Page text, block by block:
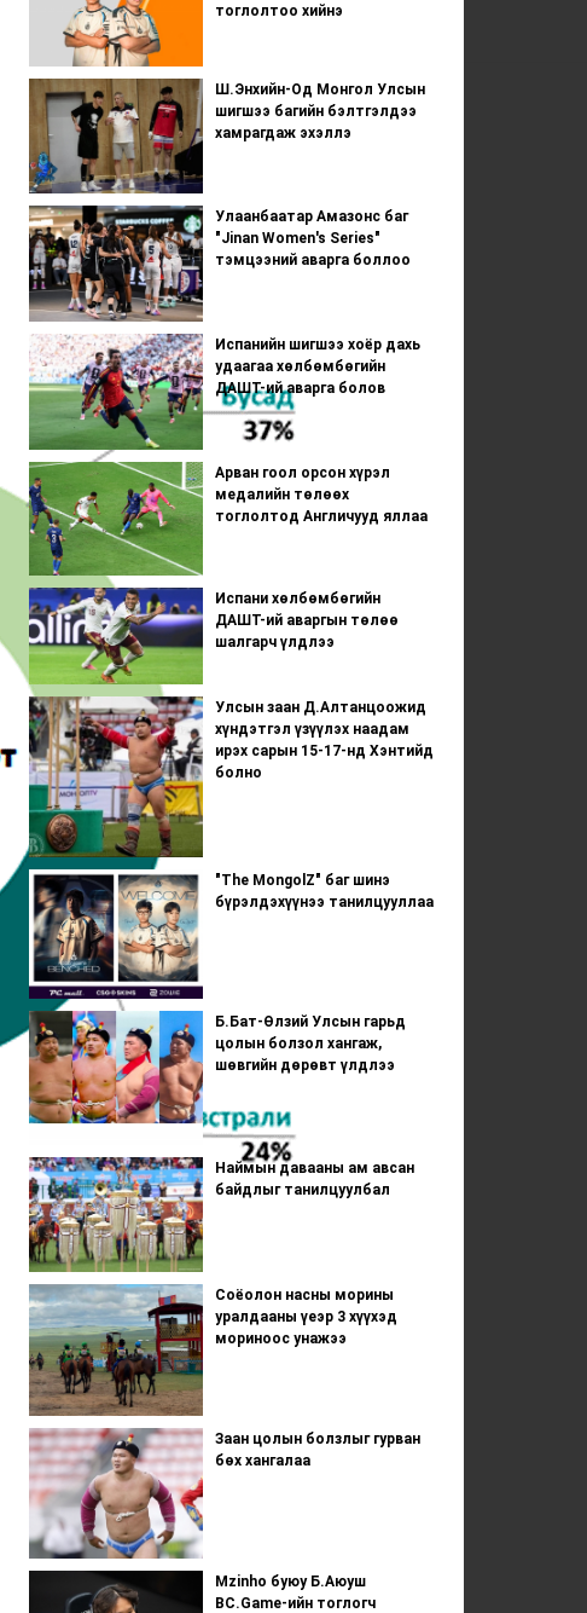
тоглолтоо хийнэ
Ш.Энхийн-Од Монгол Улсын
шигшээ багийн бэлтгэлдээ
хамрагдаж эхэллэ
Улаанбаатар Амазонс баг
"Jinan Women's Series"
тэмцээний аварга боллоо
Испанийн шигшээ хоёр дахь
удаагаа хөлбөмбөгийн
ДАШТ-ий аварга болов
Арван гоол орсон хүрэл
медалийн төлөөх
тоглолтод Англичууд яллаа
Испани хөлбөмбөгийн
ДАШТ-ий аваргын төлөө
шалгарч үлдлээ
Улсын заан Д.Алтанцоожид
хүндэтгэл үзүүлэх наадам
ирэх сарын 15-17-нд Хэнтийд
болно
"The MongolZ" баг шинэ
бүрэлдэхүүнээ танилцууллаа
Б.Бат-Өлзий Улсын гарьд
цолын болзол хангаж,
шөвгийн дөрөвт үлдлээ
Наймын давааны ам авсан
байдлыг танилцуулбал
Соёолон насны морины
уралдааны үеэр 3 хүүхэд
мориноос унажээ
Заан цолын болзлыг гурван
бөх хангалаа
Mzinho буюу Б.Аюуш
BC.Game-ийн тоглогч